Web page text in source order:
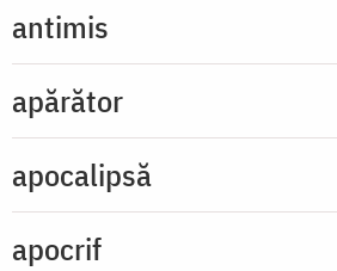
antimis
apărător
apocalipsă
apocrif